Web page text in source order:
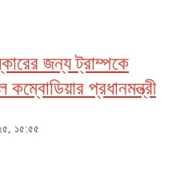
জন্য ট্রাম্পকে
প্রধানমন্ত্রী
১৫:৫৫